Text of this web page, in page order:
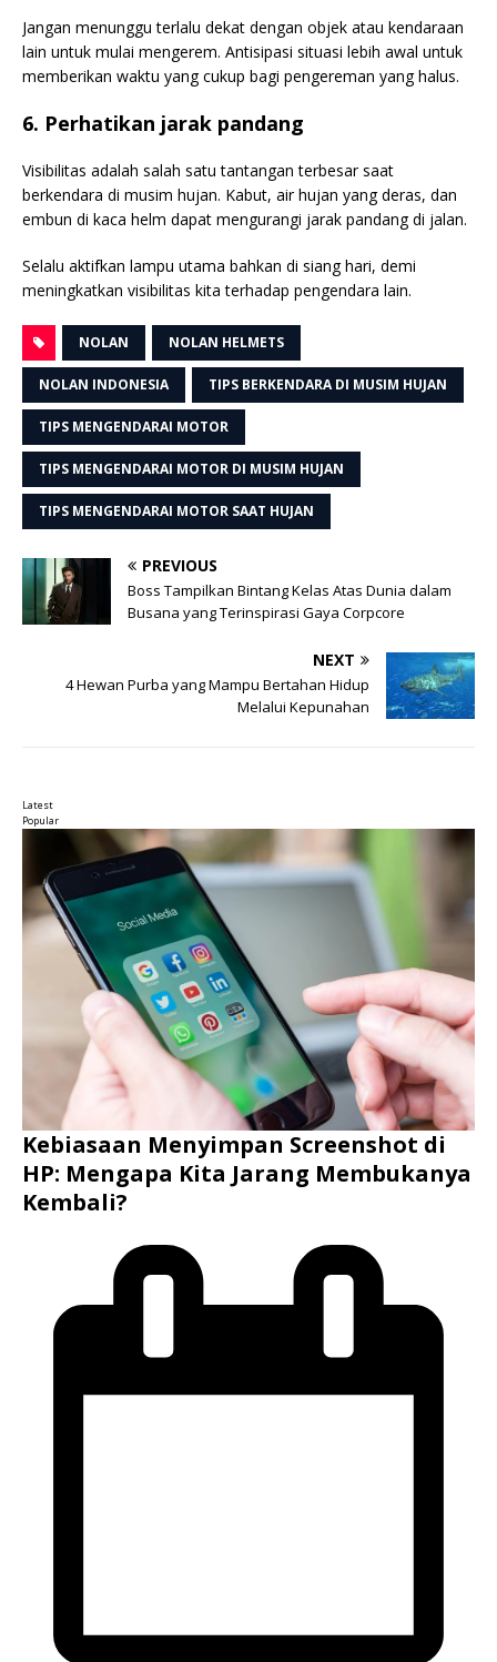
Jangan menunggu terlalu dekat dengan objek atau kendaraan
lain untuk mulai mengerem. Antisipasi situasi lebih awal untuk
memberikan waktu yang cukup bagi pengereman yang halus.
6. Perhatikan jarak pandang
Visibilitas adalah salah satu tantangan terbesar saat
berkendara di musim hujan. Kabut, air hujan yang deras, dan
embun di kaca helm dapat mengurangi jarak pandang di jalan.
Selalu aktifkan lampu utama bahkan di siang hari, demi
meningkatkan visibilitas kita terhadap pengendara lain.
NOLAN NOLAN HELMETS
NOLAN INDONESIA TIPS BERKENDARA DI MUSIM HUJAN
TIPS MENGENDARAI MOTOR
TIPS MENGENDARAI MOTOR DI MUSIM HUJAN
TIPS MENGENDARAI MOTOR SAAT HUJAN
PREVIOUS
Boss Tampilkan Bintang Kelas Atas Dunia dalam
Busana yang Terinspirasi Gaya Corpcore
NEXT
4 Hewan Purba yang Mampu Bertahan Hidup
Melalui Kepunahan
Latest
Popular
Kebiasaan Menyimpan Screenshot di
HP: Mengapa Kita Jarang Membukanya
Kembali?